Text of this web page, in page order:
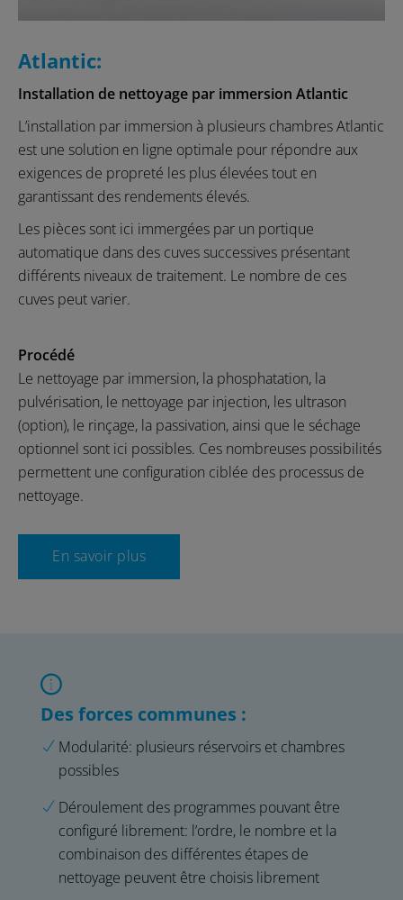
Atlantic:
Installation de nettoyage par immersion Atlantic
L’installation par immersion à plusieurs chambres Atlantic
est une solution en ligne optimale pour répondre aux
exigences de propreté les plus élevées tout en
garantissant des rendements élevés.
Les pièces sont ici immergées par un portique
automatique dans des cuves successives présentant
différents niveaux de traitement. Le nombre de ces
cuves peut varier.
Procédé
Le nettoyage par immersion, la phosphatation, la
pulvérisation, le nettoyage par injection, les ultrason
(option), le rinçage, la passivation, ainsi que le séchage
optionnel sont ici possibles. Ces nombreuses possibilités
permettent une configuration ciblée des processus de
nettoyage.
En savoir plus
Des forces communes :
Modularité: plusieurs réservoirs et chambres
possibles
Déroulement des programmes pouvant être
configuré librement: l’ordre, le nombre et la
combinaison des différentes étapes de
nettoyage peuvent être choisis librement